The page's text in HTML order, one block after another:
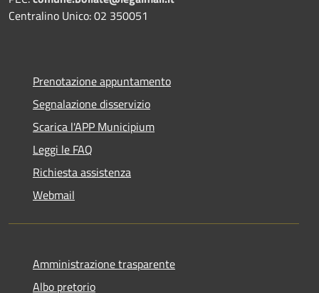
Centralino Unico: 02 350051
Prenotazione appuntamento
Segnalazione disservizio
Scarica l'APP Municipium
Leggi le FAQ
Richiesta assistenza
Webmail
Amministrazione trasparente
Albo pretorio